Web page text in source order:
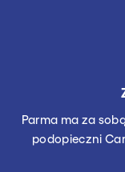
Parma ma za
podopieczni